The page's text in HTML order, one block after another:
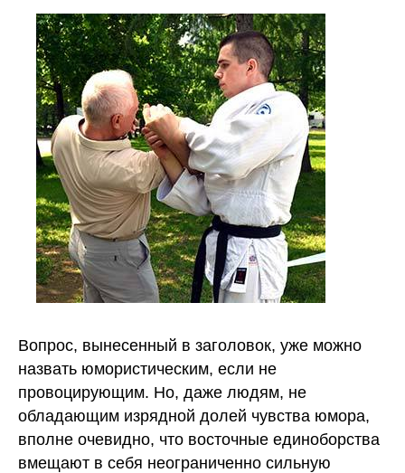
Вопрос, вынесенный в заголовок, уже можно
назвать юмористическим, если не
провоцирующим. Но, даже людям, не
обладающим изрядной долей чувства юмора,
вполне очевидно, что восточные единоборства
вмещают в себя неограниченно сильную